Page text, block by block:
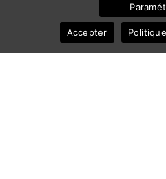
Accepter